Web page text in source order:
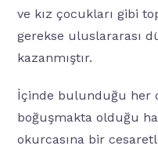
ve kız çocukları gibi
gerekse uluslararası
kazanmıştır.
İçinde bulunduğu her
boğuşmakta olduğu
okurcasına bir